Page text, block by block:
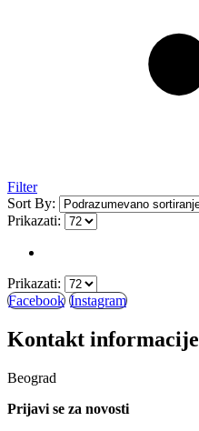
Filter
Sort By:
Prikazati:
Prikazati:
Facebook Instagram
Kontakt informacije
Beograd
Prijavi se za novosti